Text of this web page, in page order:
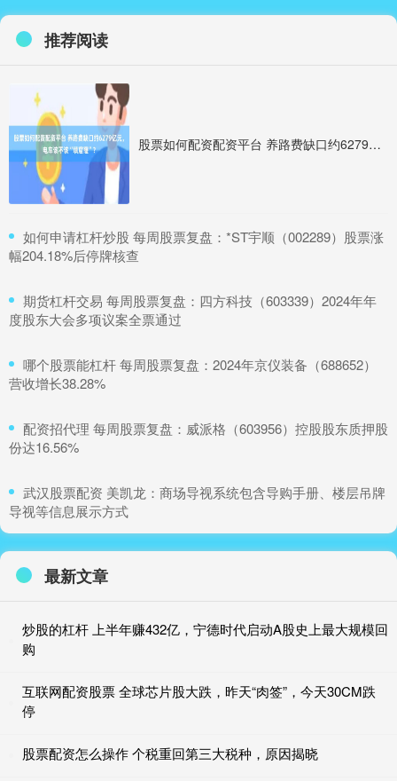
推荐阅读
股票如何配资配资平台 养路费缺口约6279亿元，电车该不该“填窟窿”？
​如何申请杠杆炒股 每周股票复盘：*ST宇顺（002289）股票涨
幅204.18%后停牌核查
​期货杠杆交易 每周股票复盘：四方科技（603339）2024年年
度股东大会多项议案全票通过
​哪个股票能杠杆 每周股票复盘：2024年京仪装备（688652）
营收增长38.28%
​配资招代理 每周股票复盘：威派格（603956）控股股东质押股
份达16.56%
​武汉股票配资 美凯龙：商场导视系统包含导购手册、楼层吊牌
导视等信息展示方式
最新文章
炒股的杠杆 上半年赚432亿，宁德时代启动A股史上最大规模回
购
互联网配资股票 全球芯片股大跌，昨天“肉签”，今天30CM跌
停
股票配资怎么操作 个税重回第三大税种，原因揭晓